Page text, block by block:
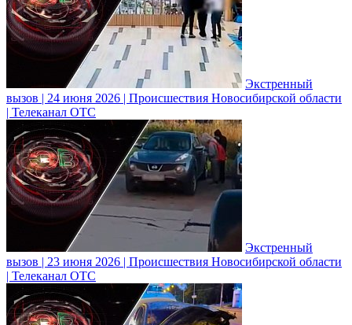
Экстренный
вызов | 24 июня 2026 | Происшествия Новосибирской области
| Телеканал ОТС
Экстренный
вызов | 23 июня 2026 | Происшествия Новосибирской области
| Телеканал ОТС